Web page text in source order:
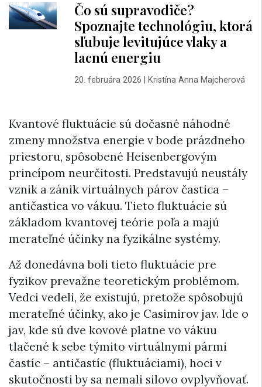
Čo sú supravodiče?
Spoznajte technológiu, ktorá
sľubuje levitujúce vlaky a
lacnú energiu
20. februára 2026 Kristína Anna Majcherová
Kvantové fluktuácie sú dočasné náhodné
zmeny množstva energie v bode prázdneho
priestoru, spôsobené Heisenbergovým
princípom neurčitosti. Predstavujú neustály
vznik a zánik virtuálnych párov častica –
antičastica vo vákuu. Tieto fluktuácie sú
základom kvantovej teórie poľa a majú
merateľné účinky na fyzikálne systémy.
Až donedávna boli tieto fluktuácie pre
fyzikov prevažne teoretickým problémom.
Vedci vedeli, že existujú, pretože spôsobujú
merateľné účinky, ako je Casimirov jav. Ide o
jav, kde sú dve kovové platne vo vákuu
tlačené k sebe týmito virtuálnymi pármi
častíc – antičastíc (fluktuáciami), hoci v
skutočnosti by sa nemali silovo ovplyvňovať.